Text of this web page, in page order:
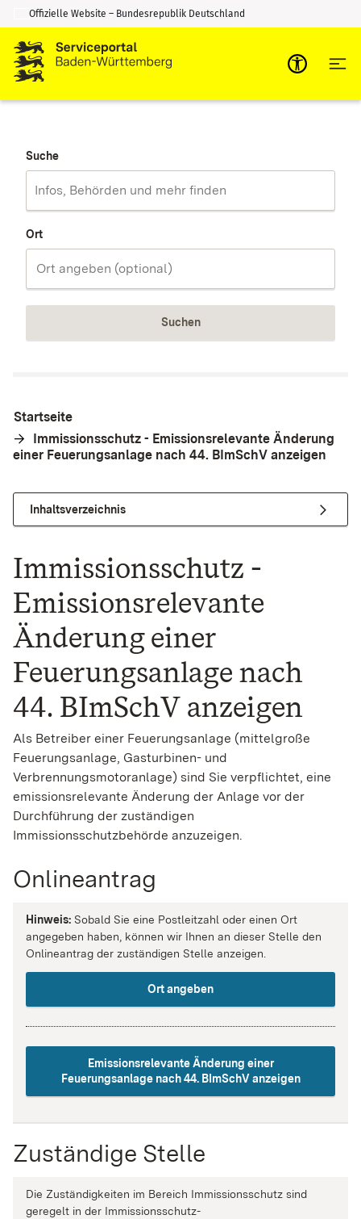
Zum Inhalt springen
Zur Suche springen
Offizielle Website – Bundesrepublik Deutschland
Suche
Ort
Suchen
Startseite
Immissionsschutz - Emissionsrelevante Änderung
einer Feuerungsanlage nach 44. BImSchV anzeigen
Inhaltsverzeichnis
Immissionsschutz -
Emissionsrelevante
Änderung einer
Feuerungsanlage nach
44. BImSchV anzeigen
Als Betreiber einer Feuerungsanlage (mittelgroße
Feuerungsanlage, Gasturbinen- und
Verbrennungsmotoranlage) sind Sie verpflichtet, eine
emissionsrelevante Änderung der Anlage vor der
Durchführung der zuständigen
Immissionsschutzbehörde anzuzeigen.
Onlineantrag
Hinweis: Sobald Sie eine Postleitzahl oder einen Ort
angegeben haben, können wir Ihnen an dieser Stelle den
Onlineantrag der zuständigen Stelle anzeigen.
Ort angeben
Emissionsrelevante Änderung einer
Feuerungsanlage nach 44. BImSchV anzeigen
Zuständige Stelle
Die Zuständigkeiten im Bereich Immissionsschutz sind
geregelt in der Immissionsschutz-